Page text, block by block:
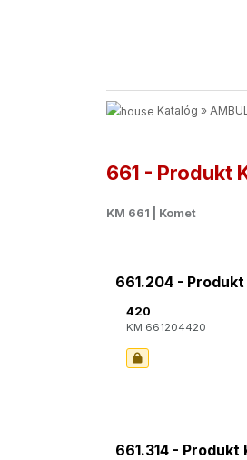
Katalóg »
661 - Produkt
KM 661 | Komet
661.204 - Produkt
420
KM 661204420
661.314 - Produkt